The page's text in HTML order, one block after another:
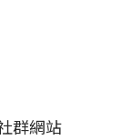
群網站